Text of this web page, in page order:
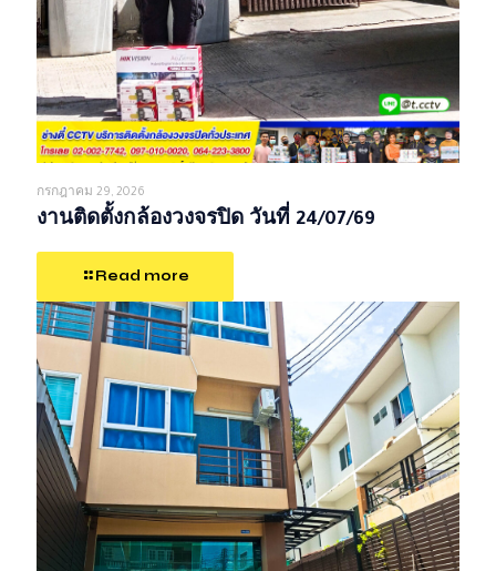
กรกฎาคม 29, 2026
งานติดตั้งกล้องวงจรปิด วันที่ 24/07/69
Read more